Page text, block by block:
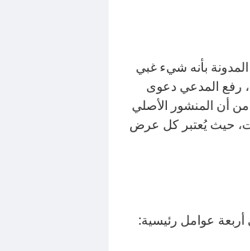
بأنه شيء غبي
رفع المدعي دعوى
على الرغم من أن المنشور الأصلي
حيث يُعتبر كل عرض
عوامل رئيسية: